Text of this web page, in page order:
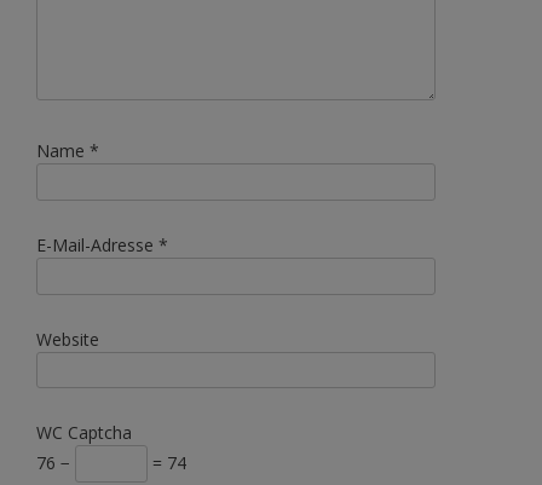
Name *
E-Mail-Adresse *
Website
WC Captcha
76 −
= 74